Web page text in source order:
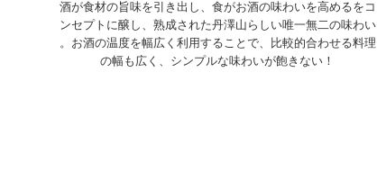
酒が食材の旨味を引き出し、食がお酒の味わいを高めるをコ
ンセプトに醸し、熟成された丹澤山らしい唯一無二の味わい
。お酒の温度を幅広く利用することで、比較的合わせる料理
の幅も広く、シンプルな味わいが飽きない！